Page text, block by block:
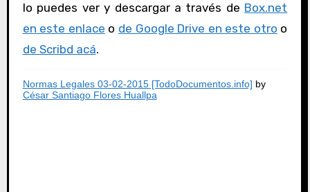
lo puedes ver y descargar a través de Box.net
en este enlace o de Google Drive en este otro o
de Scribd acá.
Normas Legales 03-02-2015 [TodoDocumentos.info] by
César Santiago Flores Huallpa